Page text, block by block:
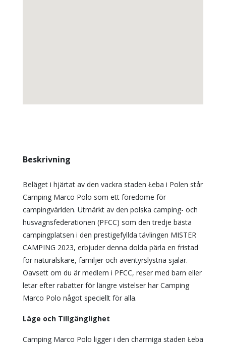
Beskrivning
Beläget i hjärtat av den vackra staden Łeba i Polen står
Camping Marco Polo som ett föredöme för
campingvärlden. Utmärkt av den polska camping- och
husvagnsfederationen (PFCC) som den tredje bästa
campingplatsen i den prestigefyllda tävlingen MISTER
CAMPING 2023, erbjuder denna dolda pärla en fristad
för naturälskare, familjer och äventyrslystna själar.
Oavsett om du är medlem i PFCC, reser med barn eller
letar efter rabatter för längre vistelser har Camping
Marco Polo något speciellt för alla.
Läge och Tillgänglighet
Camping Marco Polo ligger i den charmiga staden Łeba